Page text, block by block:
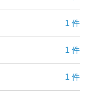
1 件
1 件
1 件